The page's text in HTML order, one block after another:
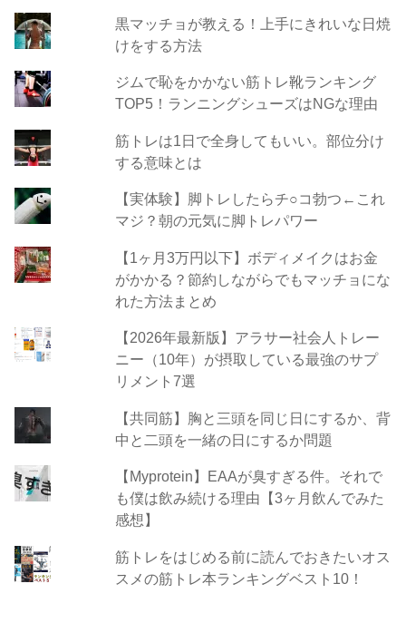
黒マッチョが教える！上手にきれいな日焼
けをする方法
ジムで恥をかかない筋トレ靴ランキング
TOP5！ランニングシューズはNGな理由
筋トレは1日で全身してもいい。部位分け
する意味とは
【実体験】脚トレしたらチ○コ勃つ←これ
マジ？朝の元気に脚トレパワー
【1ヶ月3万円以下】ボディメイクはお金
がかかる？節約しながらでもマッチョにな
れた方法まとめ
【2026年最新版】アラサー社会人トレー
ニー（10年）が摂取している最強のサプ
リメント7選
【共同筋】胸と三頭を同じ日にするか、背
中と二頭を一緒の日にするか問題
【Myprotein】EAAが臭すぎる件。それで
も僕は飲み続ける理由【3ヶ月飲んでみた
感想】
筋トレをはじめる前に読んでおきたいオス
スメの筋トレ本ランキングベスト10！